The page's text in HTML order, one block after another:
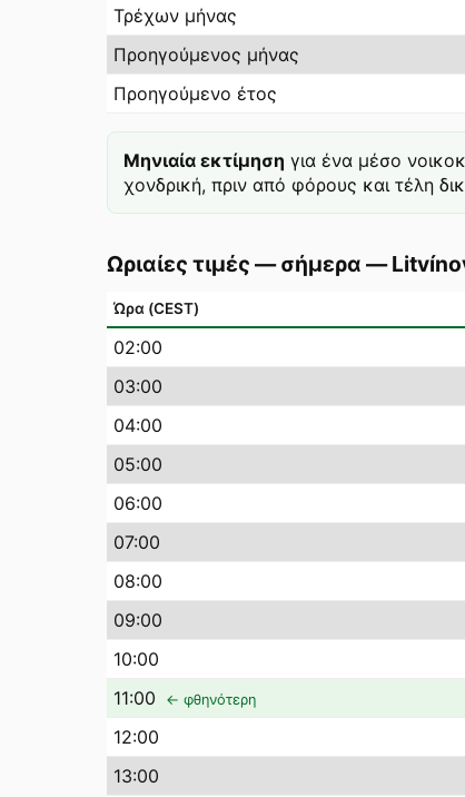
Τρέχων μήνας
Προηγούμενος μήνας
Προηγούμενο έτος
Μηνιαία εκτίμηση για ένα μέσο
χονδρική, πριν από φόρους και τέλη
Ωριαίες τιμές — σήμερα —
Ώρα (CEST)
02:00
03:00
04:00
05:00
06:00
07:00
08:00
09:00
10:00
11:00 ← φθηνότερη
12:00
13:00